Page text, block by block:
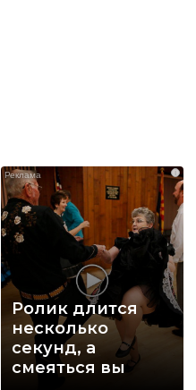
i
Ролик длится
несколько
секунд, а
смеяться вы